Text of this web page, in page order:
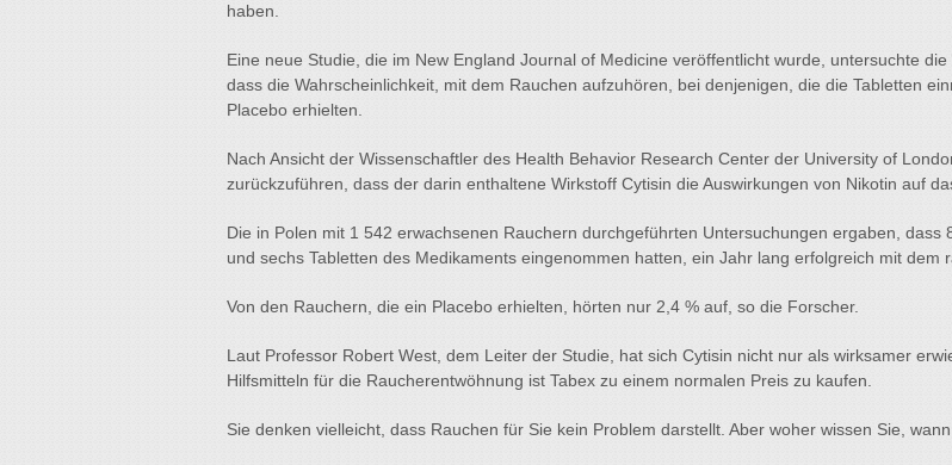
haben.
Eine neue Studie, die im New England Journal of Medicine veröffentlicht wurde, untersuchte
dass die Wahrscheinlichkeit, mit dem Rauchen aufzuhören, bei denjenigen, die die Tabletten
Placebo erhielten.
Nach Ansicht der Wissenschaftler des Health Behavior Research Center der University of
zurückzuführen, dass der darin enthaltene Wirkstoff Cytisin die Auswirkungen von Nikotin auf
Die in Polen mit 1 542 erwachsenen Rauchern durchgeführten Untersuchungen ergaben,
und sechs Tabletten des Medikaments eingenommen hatten, ein Jahr lang erfolgreich mit dem
Von den Rauchern, die ein Placebo erhielten, hörten nur 2,4 % auf, so die Forscher.
Laut Professor Robert West, dem Leiter der Studie, hat sich Cytisin nicht nur als wirksamer
Hilfsmitteln für die Raucherentwöhnung ist Tabex zu einem normalen Preis zu kaufen.
Sie denken vielleicht, dass Rauchen für Sie kein Problem darstellt. Aber woher wissen Sie,